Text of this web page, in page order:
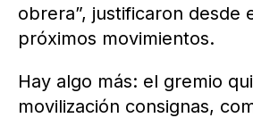
obrera”, justificaron desde
próximos movimientos.
Hay algo más: el gremio
movilización consignas,